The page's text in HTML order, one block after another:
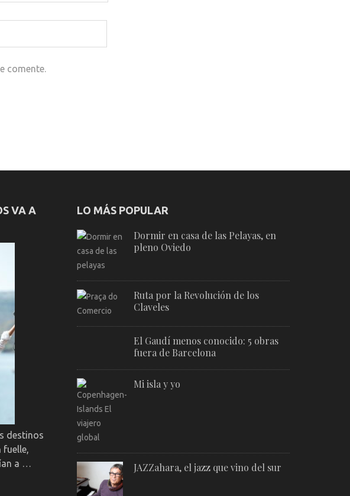
comente.
VA A
destinos
fuelle,
a …
LO MÁS POPULAR
Dormir en casa de las Pelayas, en
pleno Oviedo
Ruta por la Revolución de los
Claveles
El Gaudí menos conocido: 5 obras
fuera de Barcelona
Mi isla y yo
JAZZahara, el jazz que vino del sur